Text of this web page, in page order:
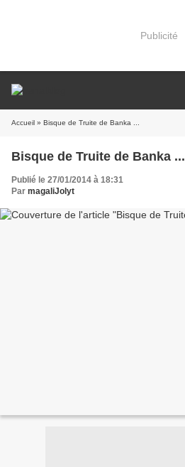
Publicité
Accueil » Bisque de Truite de Banka ...
Bisque de Truite de Banka ...
Publié le 27/01/2014 à 18:31
Par magaliJolyt